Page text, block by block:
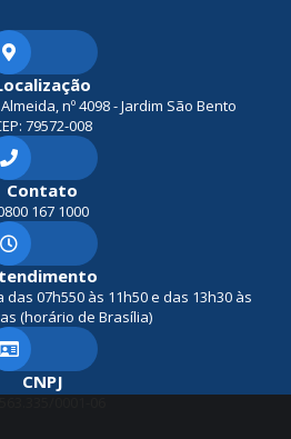
nº 4098 - Jardim São Bento
79572-008
Contato
167 1000
07h550 às 11h50 e das 13h30 às
(horário de Brasília)
CNPJ